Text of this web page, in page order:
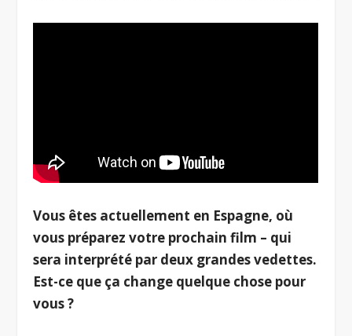
Vous êtes actuellement en Espagne, où
vous préparez votre prochain film – qui
sera interprété par deux grandes vedettes.
Est-ce que ça change quelque chose pour
vous?